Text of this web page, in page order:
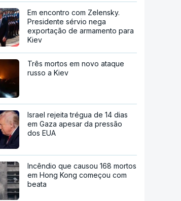
Em encontro com Zelensky.
Presidente sérvio nega
exportação de armamento para
Kiev
Três mortos em novo ataque
russo a Kiev
Israel rejeita trégua de 14 dias
em Gaza apesar da pressão
dos EUA
Incêndio que causou 168 mortos
em Hong Kong começou com
beata